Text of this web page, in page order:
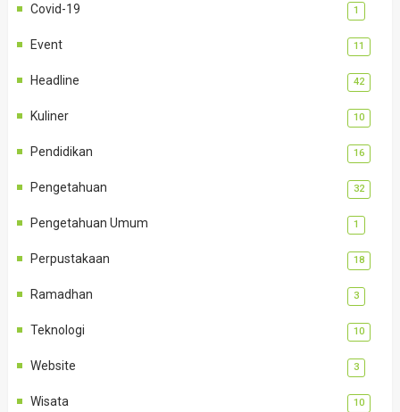
Covid-19 1
Event 11
Headline 42
Kuliner 10
Pendidikan 16
Pengetahuan 32
Pengetahuan Umum 1
Perpustakaan 18
Ramadhan 3
Teknologi 10
Website 3
Wisata 10